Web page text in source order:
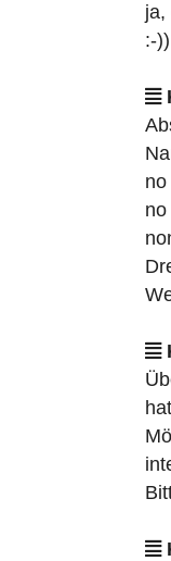
ja,
:-))
no